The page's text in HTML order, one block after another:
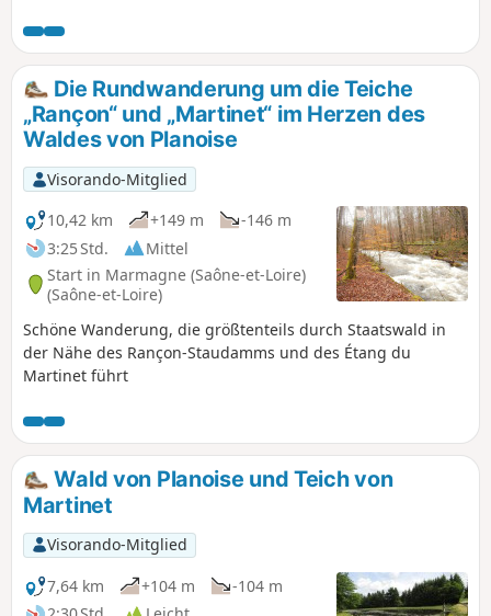
Die Rundwanderung um die Teiche
„Rançon“ und „Martinet“ im Herzen des
Waldes von Planoise
Visorando-Mitglied
10,42 km
+149 m
-146 m
3:25 Std.
Mittel
Start in Marmagne (Saône-et-Loire)
(Saône-et-Loire)
Schöne Wanderung, die größtenteils durch Staatswald in
der Nähe des Rançon-Staudamms und des Étang du
Martinet führt
Wald von Planoise und Teich von
Martinet
Visorando-Mitglied
7,64 km
+104 m
-104 m